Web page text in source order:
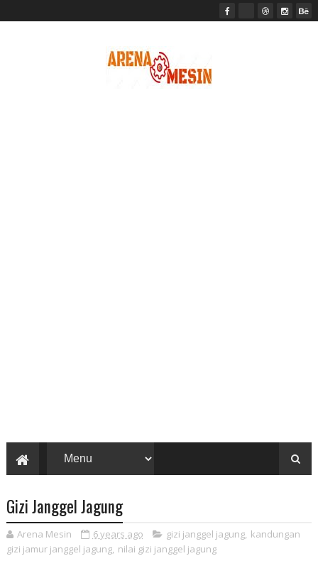
Gizi Janggel Jagung
Arena Mesin 6 years ago gizi janggel jagung, kandungan
gizi jamur janggel jagung, nilai gizi janggel jagung